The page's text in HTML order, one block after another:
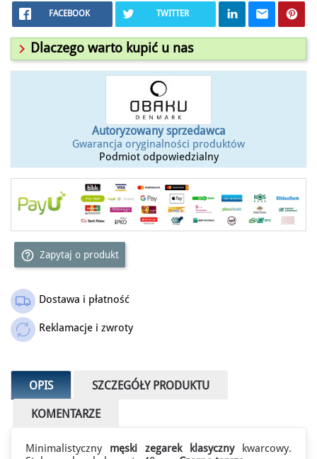
Outlet
FACEBOOK TWITTER
 Dlaczego warto kupić u nas
Autoryzowany sprzedawca
Gwarancja oryginalności produktów
Podmiot odpowiedzialny
help_outline Zapytaj o produkt
Dostawa i płatność
Reklamacje i zwroty
OPIS SZCZEGÓŁY PRODUKTU
KOMENTARZE
Minimalistyczny męski zegarek klasycznykwarcowy.